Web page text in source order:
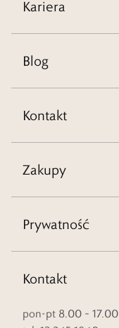
Kariera
Blog
Kontakt
Zakupy
Prywatność
Kontakt
pon-pt 8.00 – 17.00